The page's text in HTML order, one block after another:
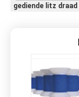
gediende litz draad